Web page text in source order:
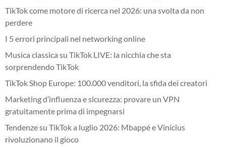
TikTok come motore di ricerca nel 2026: una svolta da non
perdere
I 5 errori principali nel networking online
Musica classica su TikTok LIVE: la nicchia che sta
sorprendendo TikTok
TikTok Shop Europe: 100.000 venditori, la sfida dei creatori
Marketing d’influenza e sicurezza: provare un VPN
gratuitamente prima di impegnarsi
Tendenze su TikTok a luglio 2026: Mbappé e Vinícius
rivoluzionano il gioco